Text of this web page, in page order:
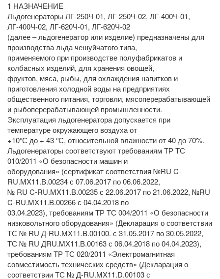
1 НАЗНАЧЕНИЕ
Льдогенераторы ЛГ-250Ч-01, ЛГ-250Ч-02, ЛГ-400Ч-01,
ЛГ-400Ч-02, ЛГ-620Ч-01, ЛГ-620Ч-02
(далее – льдогенератор или изделие) предназначены для
производства льда чешуйчатого типа,
применяемого при производстве полуфабрикатов и
колбасных изделий, для хранения овощей,
фруктов, мяса, рыбы, для охлаждения напитков и
приготовления холодной воды на предприятиях
общественного питания, торговли, мясоперерабатывающей
и рыбоперерабатывающей промышленности.
Эксплуатация льдогенератора допускается при
температуре окружающего воздуха от
+10ºС до + 43 ºС, относительной влажности от 40 до 70%.
Льдогенераторы соответствуют требованиям ТР ТС
010/2011 «О безопасности машин и
оборудования» (сертификат соответствия №RU C-
RU.MX11.B.00234 с 07.06.2017 по 06.06.2022,
№ RU C-RU.MX11.B.00235 с 22.06.2017 по 21.06.2022, №RU
C-RU.MX11.B.00266 с 04.04.2018 по
03.04.2023), требованиям ТР ТС 004/2011 «О безопасности
низковольтного оборудования» (Декларация о соответствии
ТС № RU Д-RU.MX11.B.00100. с 31.05.2017 по 30.05.2022,
ТС № RU ДRU.MX11.B.00163 с 06.04.2018 по 04.04.2023),
требованиям ТР ТС 020/2011 «Электромагнитная
совместимость технических средств» (Декларация о
соответствии ТС № Д-RU.MX11.D.00103 с